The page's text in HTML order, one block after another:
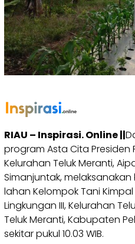
RIAU – Inspirasi. Online ||
program Asta Cita Presiden
Kelurahan Teluk Meranti,
Simanjuntak,
lahan Kelompok Tani Kimpal
Lingkungan III, Kelurahan
Teluk Meranti, Kabupaten
sekitar pukul 10.03 WIB.